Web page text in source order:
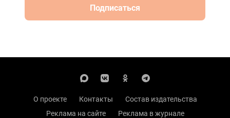
Подписаться
О проекте Контакты
Состав издательства
Реклама на сайте
Реклама в журнале